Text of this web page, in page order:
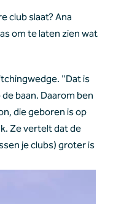
club slaat? Ana
om te laten zien wat
"Dat is
baan. Daarom ben
die geboren is op
Ze vertelt dat de
je clubs) groter is